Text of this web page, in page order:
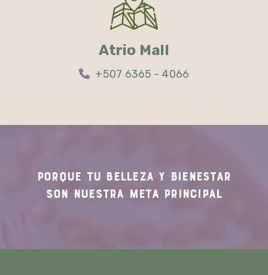
Atrio Mall
+507 6365 - 4066
PORQUE TU BELLEZA Y BIENESTAR
SON NUESTRA META PRINCIPAL